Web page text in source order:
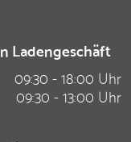
Ladengeschäft
09:30 - 18:00 Uhr
09:30 - 13:00 Uhr